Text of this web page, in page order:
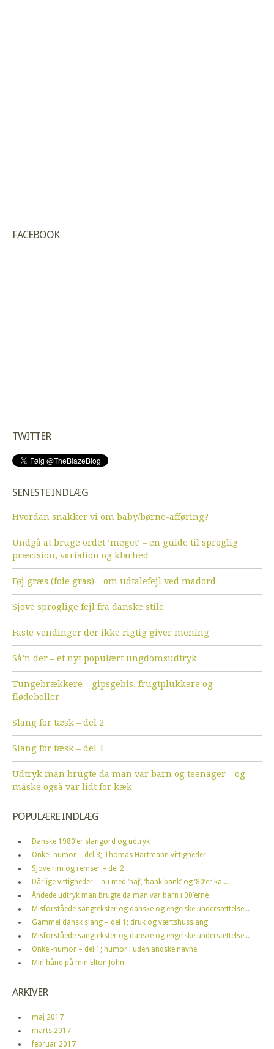
FACEBOOK
TWITTER
SENESTE INDLÆG
Hvordan snakker vi om baby/børne-afføring?
Undgå at bruge ordet ’meget’ – en guide til sproglig
præcision, variation og klarhed
Føj græs (foie gras) – om udtalefejl ved madord
Sjove sproglige fejl fra danske stile
Faste vendinger der ikke rigtig giver mening
Så’n der – et nyt populært ungdomsudtryk
Tungebrækkere – gipsgebis, frugtplukkere og
flødeboller
Slang for tæsk – del 2
Slang for tæsk – del 1
Udtryk man brugte da man var barn og teenager – og
måske også var lidt for kæk
POPULÆRE INDLÆG
Danske 1980’er slangord og udtryk
Onkel-humor – del 3; Thomas Hartmann vittigheder
Sjove rim og remser – del 2
Dårlige vittigheder – nu med ‘haj’, ‘bank bank’ og ’80’er ka...
Åndede udtryk man brugte da man var barn i 90’erne
Misforståede sangtekster og danske og engelske undersættelse...
Gammel dansk slang – del 1; druk og værtshusslang
Misforståede sangtekster og danske og engelske undersættelse...
Onkel-humor – del 1; humor i udenlandske navne
Min hånd på min Elton John
ARKIVER
maj 2017
marts 2017
februar 2017